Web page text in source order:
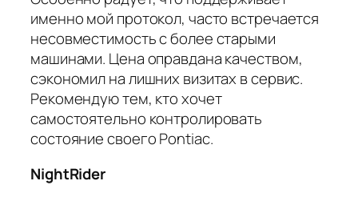
именно мой протокол, часто встречается
несовместимость с более старыми
машинами. Цена оправдана качеством,
сэкономил на лишних визитах в сервис.
Рекомендую тем, кто хочет
самостоятельно контролировать
состояние своего Pontiac.
NightRider